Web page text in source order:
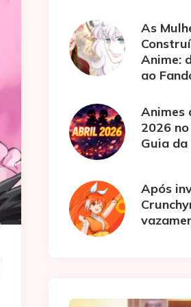
As
Anime:
ao
Animes
2026
Guia
Após